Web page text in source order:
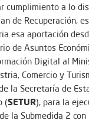
cumplimiento a lo
de Recuperación, es
esa aportación
de Asuntos
Digital al
Comercio y
la Secretaría de
(SETUR), para la
la Submedida 2 con